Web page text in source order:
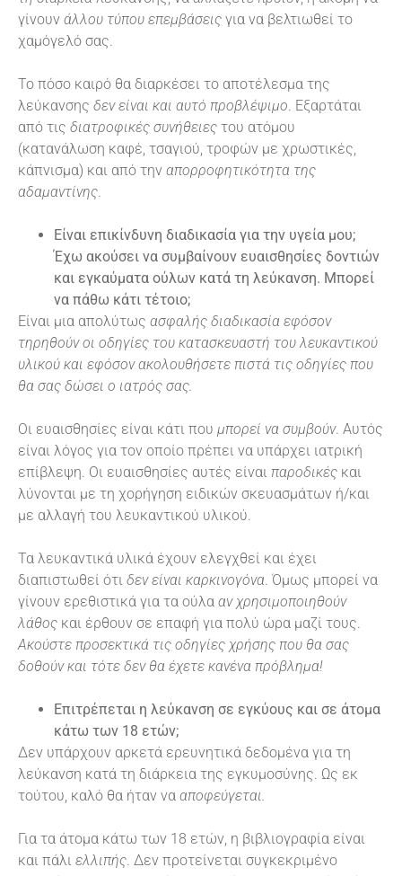
γίνουν άλλου τύπου επεμβάσεις για να βελτιωθεί το
χαμόγελό σας.
Το πόσο καιρό θα διαρκέσει το αποτέλεσμα της
λεύκανσης δεν είναι και αυτό προβλέψιμο . Εξαρτάται
από τις διατροφικές συνήθειες του ατόμου
(κατανάλωση καφέ, τσαγιού, τροφών με χρωστικές,
κάπνισμα) και από την απορροφητικότητα της
αδαμαντίνης
Είναι επικίνδυνη διαδικασία για την υγεία μου;
Έχω ακούσει να συμβαίνουν ευαισθησίες δοντιών
και εγκαύματα ούλων κατά τη λεύκανση. Μπορεί
να πάθω κάτι τέτοιο;
Είναι μια απολύτως ασφαλής διαδικασία εφόσον
τηρηθούν οι οδηγίες του κατασκευαστή του λευκαντικού
υλικού και εφόσον ακολουθήσετε πιστά τις οδηγίες που
θα σας δώσει ο ιατρός σας.
Οι ευαισθησίες είναι κάτι που μπορεί να συμβούν. Αυτός
είναι λόγος για τον οποίο πρέπει να υπάρχει ιατρική
επίβλεψη. Οι ευαισθησίες αυτές είναι παροδικές και
λύνονται με τη χορήγηση ειδικών σκευασμάτων ή/και
με αλλαγή του λευκαντικού υλικού.
Τα λευκαντικά υλικά έχουν ελεγχθεί και έχει
διαπιστωθεί ότι δεν είναι καρκινογόνα . Όμως μπορεί να
γίνουν ερεθιστικά για τα ούλα αν χρησιμοποιηθούν
λάθος και έρθουν σε επαφή για πολύ ώρα μαζί τους.
Ακούστε προσεκτικά τις οδηγίες χρήσης που θα σας
δοθούν και τότε δεν θα έχετε κανένα πρόβλημα!
Επιτρέπεται η λεύκανση σε εγκύους και σε άτομα
κάτω των 18 ετών;
Δεν υπάρχουν αρκετά ερευνητικά δεδομένα για τη
λεύκανση κατά τη διάρκεια της εγκυμοσύνης. Ως εκ
τούτου, καλό θα ήταν να αποφεύγεται.
Για τα άτομα κάτω των 18 ετών, η βιβλιογραφία είναι
και πάλι ελλιπής . Δεν προτείνεται συγκεκριμένο